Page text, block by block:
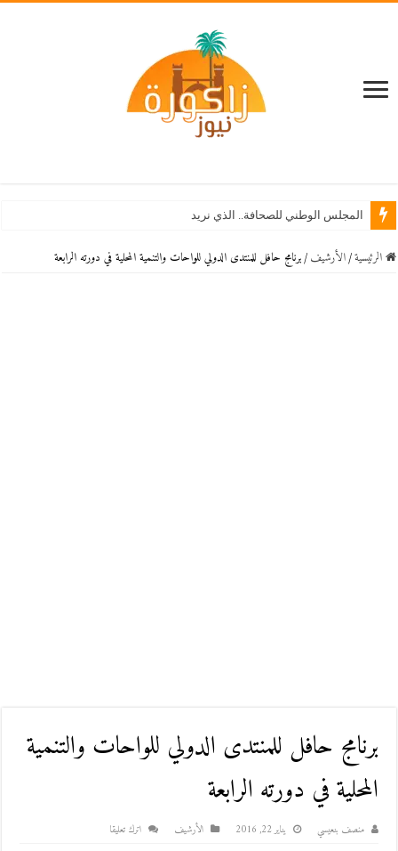
المجلس الوطني للصحافة.. الذي نريد
الرئيسية / اﻷرشيف / برنامج حافل للمنتدى الدولي للواحات والتنمية المحلية في دورته الرابعة
برنامج حافل للمنتدى الدولي للواحات والتنمية
المحلية في دورته الرابعة
منصف بنعيسي يناير 22, 2016 اﻷرشيف اترك تعليقا